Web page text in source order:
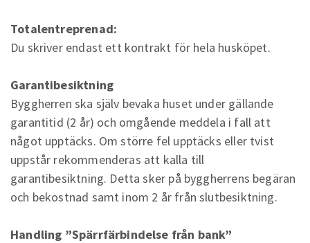
Totalentreprenad:
Du skriver endast ett kontrakt för hela husköpet.
Garantibesiktning
Byggherren ska själv bevaka huset under gällande
garantitid (2 år) och omgående meddela i fall att
något upptäcks. Om större fel upptäcks eller tvist
uppstår rekommenderas att kalla till
garantibesiktning. Detta sker på byggherrens begäran
och bekostnad samt inom 2 år från slutbesiktning.
Handling ”Spärrfärbindelse från bank”